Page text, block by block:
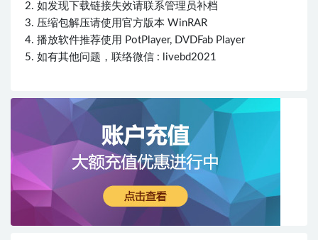
2. 如发现下载链接失效请联系管理员补档
3. 压缩包解压请使用官方版本 WinRAR
4. 播放软件推荐使用 PotPlayer, DVDFab Player
5. 如有其他问题，联络微信 : livebd2021